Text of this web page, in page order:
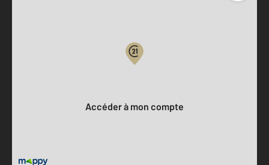
Accéder à mon compte